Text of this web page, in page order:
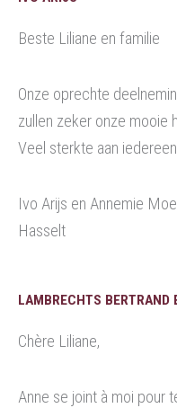
Beste Liliane en familie
Onze oprechte
zullen zeker onze mooie
Veel sterkte aan
Ivo Arijs en Annemie
Hasselt
LAMBRECHTS BERTRAND
Chère Liliane,
Anne se joint à moi pour